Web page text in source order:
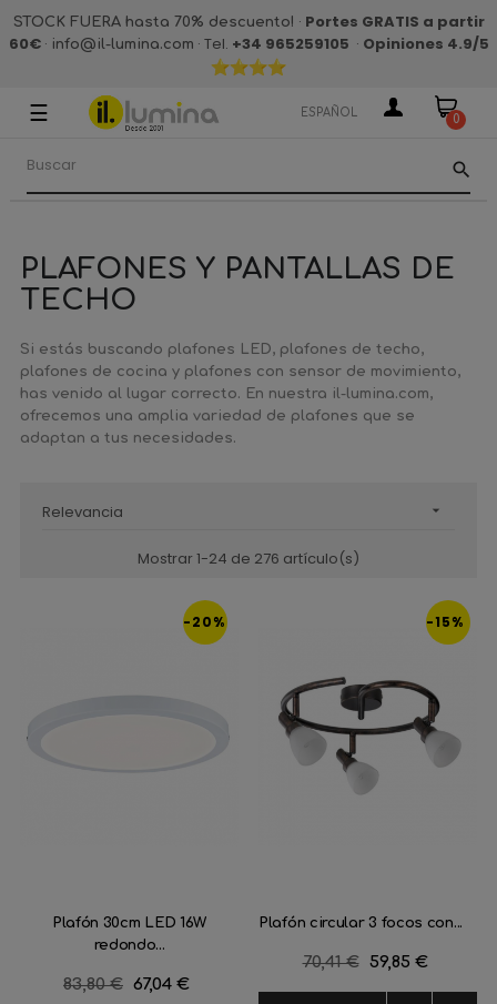
STOCK FUERA hasta 70% descuento! · Portes GRATIS a partir
60€· info@il-lumina.com · Tel. +34 965259105 · Opiniones 4.9/5
Navegación
palanca
☰ ESPAÑOL 0
search
PLAFONES Y PANTALLAS DE
TECHO
Si estás buscando plafones LED, plafones de techo,
plafones de cocina y plafones con sensor de movimiento,
has venido al lugar correcto. En nuestra il-lumina.com,
ofrecemos una amplia variedad de plafones que se
adaptan a tus necesidades.
Relevancia 
Mostrar 1-24 de 276 artículo(s)
-20%
Plafón 30cm LED 16W
redondo...
Precio
83,80 € Precio
67,04 €
-15%
Plafón circular 3 focos con...
Precio
70,41 € Precio
59,85 €